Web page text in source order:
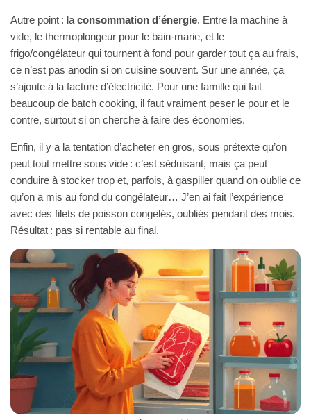
Autre point : la consommation d’énergie. Entre la machine à
vide, le thermoplongeur pour le bain-marie, et le
frigo/congélateur qui tournent à fond pour garder tout ça au frais,
ce n’est pas anodin si on cuisine souvent. Sur une année, ça
s’ajoute à la facture d’électricité. Pour une famille qui fait
beaucoup de batch cooking, il faut vraiment peser le pour et le
contre, surtout si on cherche à faire des économies.
Enfin, il y a la tentation d’acheter en gros, sous prétexte qu’on
peut tout mettre sous vide : c’est séduisant, mais ça peut
conduire à stocker trop et, parfois, à gaspiller quand on oublie ce
qu’on a mis au fond du congélateur… J’en ai fait l’expérience
avec des filets de poisson congelés, oubliés pendant des mois.
Résultat : pas si rentable au final.